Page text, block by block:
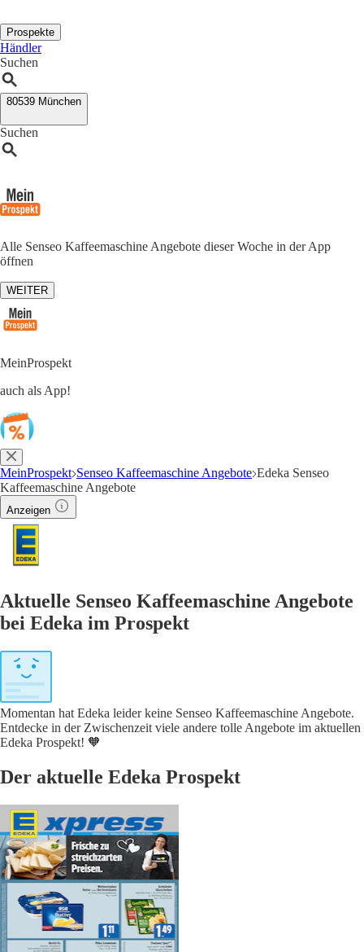
Prospekte
Händler
Suchen
80539 München
Suchen
Alle Senseo Kaffeemaschine Angebote dieser Woche in der App
öffnen
WEITER
MeinProspekt
auch als App!
MeinProspekt Senseo Kaffeemaschine Angebote Edeka Senseo
Kaffeemaschine Angebote
Anzeigen
Aktuelle Senseo Kaffeemaschine Angebote
bei Edeka im Prospekt
Momentan hat Edeka leider keine Senseo Kaffeemaschine Angebote.
Entdecke in der Zwischenzeit viele andere tolle Angebote im aktuellen
Edeka Prospekt! 🧡
Der aktuelle Edeka Prospekt